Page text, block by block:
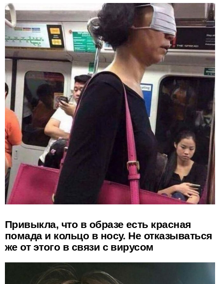
Привыкла, что в образе есть красная
помада и кольцо в носу. Не отказываться
же от этого в связи с вирусом